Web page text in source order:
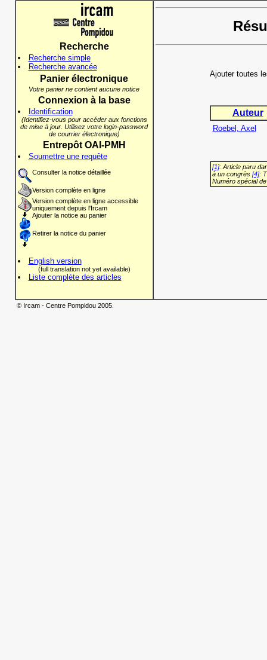
Recherche
Recherche simple
Recherche avancée
Panier électronique
Votre panier ne contient aucune notice
Connexion à la base
Identification
(Identifiez-vous pour accéder aux fonctions
de mise à jour. Utilisez votre login-password
de courrier électronique)
Entrepôt OAI-PMH
Soumettre une requête
Consulter la notice détaillée
Version complète en ligne
Version complète en ligne accessible
uniquement depuis l'Ircam
Ajouter la notice au panier
Retirer la notice du panier
English version
(full translation not yet available)
Liste complète des articles
Ajouter toutes
Auteur
Roebel, Axel
[1]: Article paru
à un congrès [4]:
Numéro spécial
© Ircam - Centre Pompidou 2005.